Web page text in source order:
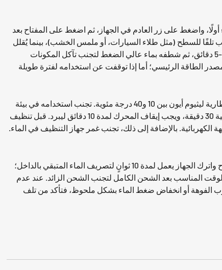
واضغط على زر العادم في الجهاز، ثم اضغط على المفتاح بعد
سم من السطح المراد تنظيفه. فالقرب الشديد يُسبب تلفًا للسطح (مثل طلاء السيارات، أو ملمس الخشب)، بينما يُقلل
البعد الشديد من قوة التنظيف. في المناطق الملوثة بالزيت (مثل مواقد المطبخ والأجزاء الميكانيكية)، يمكنك رش منظف محايد أولًا، وتركه لمدة 3-5 دقائق، ثم شطفه بماء عالي الضغط لتجنب تآكل المكونات
الطاقة الرئيسي؛ أما إذا توقفت عن استخدامه لفترة طويلة
عند استخدامه، يجب مراعاة التوافق بين الجهاز والبيئة. تتراوح درجة حرارة التشغيل المثالية لجهاز التنظيف اللاسلكي عالي الضغط الذي يعمل ببطارية ليثيوم أيون بين 10 و40 درجة مئوية. تجنب استخدامه في بيئة
أقل من 0 درجة مئوية لمنع تجمد الصندوق المقاوم للماء أو أنابيب المياه وتشققها. يجب ألا يتجاوز التشغيل المتواصل في بيئة ذات درجة حرارة عالية 30 دقيقة، ويجب إيقاف المحرك لمدة 10 دقائق ليبرد. قبل تنظيف
الكهربائية. بالإضافة إلى ذلك، تجنب غمر جهاز التنظيف في الماء.
الصيانة اليومية هي مفتاح الحفاظ على أداء الجهاز. بعد كل استخدام، قم بعملية "شطف بالماء النظيف": بعد فصل مصدر الماء، اضغط على المفتاح واترك الجهاز يعمل لمدة 10 ثوانٍ لتصريف الماء المتبقي بالداخل؛
المناسب بعد الشحن الكامل لتجنب الشحن الزائد. عند عدم
إذا واجهت مشاكل مثل تسرب الفوهة أو انخفاض ضغط الماء بشكل ملحوظ، فتأكد من تلف